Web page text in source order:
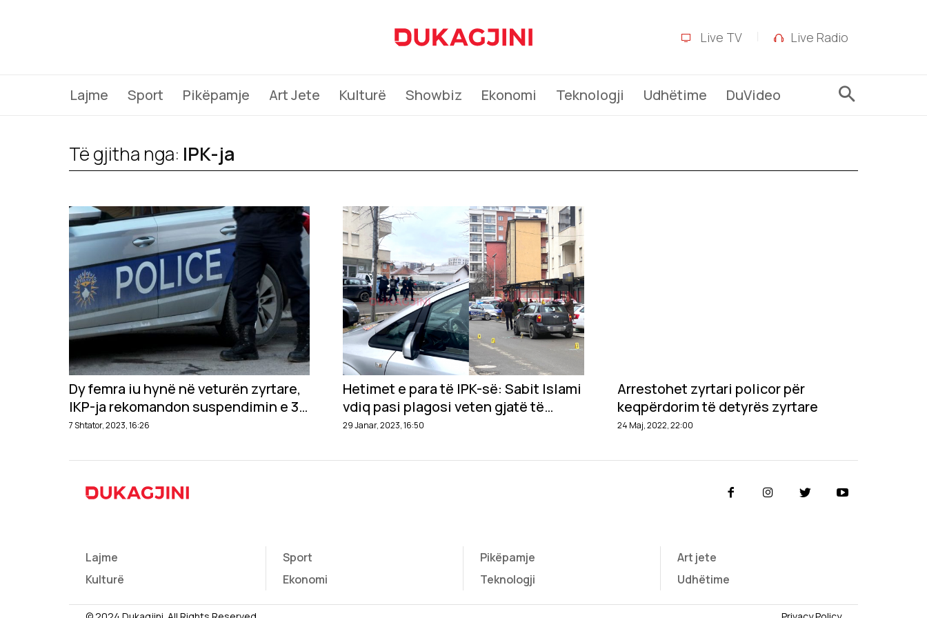
Live TV Live Radio
Lajme Sport Pikëpamje Art Jete Kulturë Showbiz Ekonomi Teknologji Udhëtime DuVideo
Të gjitha nga: IPK-ja
Dy femra iu hynë në veturën zyrtare,
IKP-ja rekomandon suspendimin e 3
policëve
7 Shtator, 2023, 16:26
Hetimet e para të IPK-së: Sabit Islami
vdiq pasi plagosi veten gjatë të
shtënave me Policinë
29 Janar, 2023, 16:50
Arrestohet zyrtari policor për
keqpërdorim të detyrës zyrtare
24 Maj, 2022, 22:00
Lajme
Kulturë
Sport
Ekonomi
Pikëpamje
Teknologji
Art jete
Udhëtime